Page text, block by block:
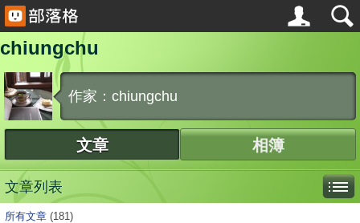
chiungchu
作家：chiungchu
文章 相簿
文章列表
所有文章 (181)